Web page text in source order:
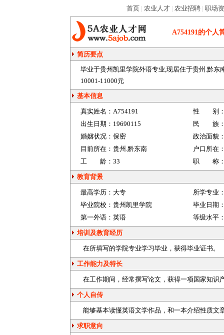
首页 | 农业人才 | 农业招聘 | 职场
A754191的个人
简历要点
毕业于贵州凯里学院外语专业,现居住于贵州.黔
10001-11000元
基本信息
真实姓名： A754191
性 别
出生日期： 19690115
民 族
婚姻状况： 保密
政治面貌
目前所在： 贵州.黔东南
户口所在
工 龄： 33 职 称
教育背景
最高学历： 大专
所学专业
毕业院校： 贵州凯里学院
毕业日期
第一外语： 英语 等级水平
培训及教育经历
在所填写的学院专业学习毕业，获得毕业证书。
工作能力及特长
在工作期间，经常撰写论文，获得一项国家知识
个人自传
能够基本读懂英语文学作品，和一本介绍性质文
求职意向